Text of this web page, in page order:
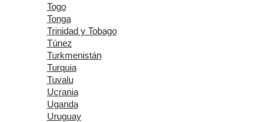
Togo
Tonga
Trinidad y Tobago
Túnez
Turkmenistán
Turquia
Tuvalu
Ucrania
Uganda
Uruguay